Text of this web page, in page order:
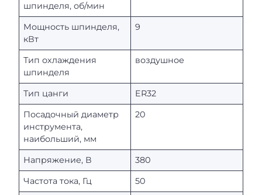
шпинделя, об/мин
Мощность шпинделя,
кВт
9
Тип охлаждения
шпинделя
воздушное
Тип цанги
ER32
Посадочный диаметр
инструмента,
наибольший, мм
20
Напряжение, В
380
Частота тока, Гц
50